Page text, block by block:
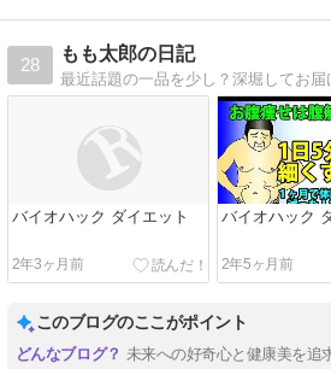
28
もも太郎の日記
バイオハック ダイエット
2年3ヶ月前
バイオハック
2年5ヶ月前
このブログのここがポイント
未来への好奇心と健康美を追